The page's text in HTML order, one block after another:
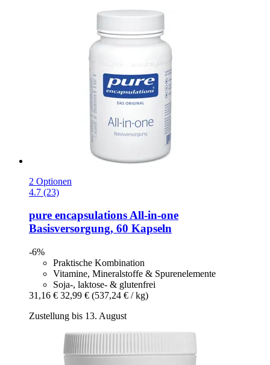
2 Optionen
4.7 (23)
pure encapsulationsAll-​in-​one
Basisversorgung, 60 Kapseln
-6%
Praktische Kombination
Vitamine, Mineralstoffe & Spurenelemente
Soja-, laktose- & glutenfrei
31,16 € 32,99 € (537,24 € / kg)
Zustellung bis 13. August